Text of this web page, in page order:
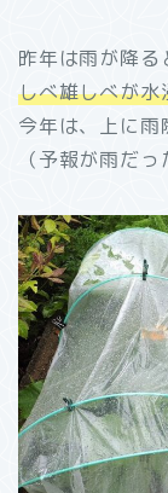
昨年は雨が降る
しべ雄しべが水
今年は、上に
（予報が雨だっ